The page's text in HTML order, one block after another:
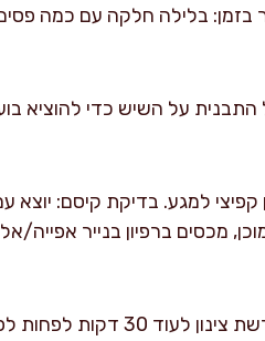
בזמן: בלילה חלקה עם כמה
נותנים 2–3 “טפיחות” קלות של התבנית על השיש
קפיצי למגע. בדיקת קיסם:
מוציאים ומקררים בתבנית 10 דקות. משחררים בעדינות